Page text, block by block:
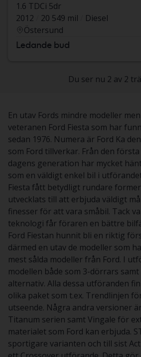
1.6 TDCi 5dr
2012
20 549 mil
Diesel
Östersund
Ledande bud
Du ser nu 2 av 2
En utav Fords mindre modeller
veteranen Ford Fiesta som har
sedan 1976. Numera är Ford Ka
som Ford tillverkar. Från den
dagens generation har mycket
som en väldigt enkel bil i
Fiesta fått betydligt rundare
utvecklats till att erbjuda väldigt
finesser för att vara småbil. Tack
teknologi får föraren en bättre
Ford Fiestan hunnit bli en riktig
därmed en utav de modeller som
mest sålda modeller från Ford. I
modellen både som 3-dörrars
alternativ. Alla dessa utföranden
olika paket som t.ex. Trendlinjen
utseende. Några andra versioner
Titanum serien samt Vingale för
materialet som Ford kan erbjuda.
sportigare varianten och till sist